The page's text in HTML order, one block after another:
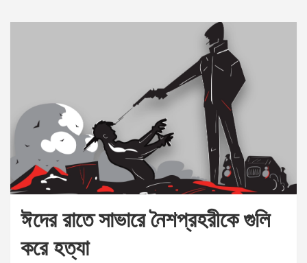
ঈদের রাতে সাভারে নৈশপ্রহরীকে গুলি
করে হত্যা